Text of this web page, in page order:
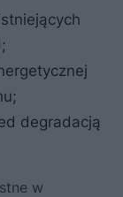
degradacją
w